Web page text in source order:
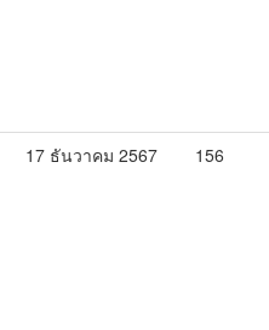
17 ธันวาคม 2567 156